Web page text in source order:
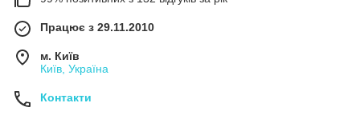
Працює з 29.11.2010
м. Київ
Київ, Україна
Контакти